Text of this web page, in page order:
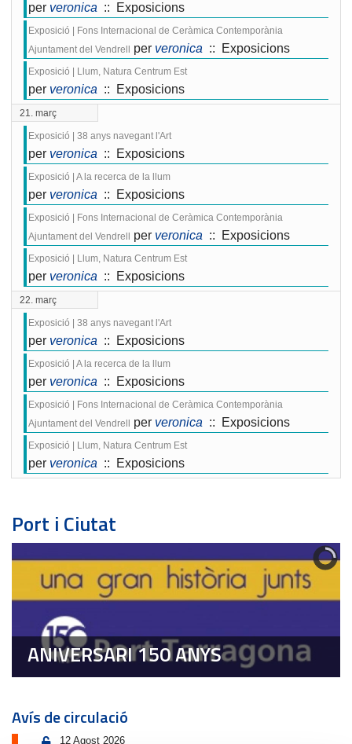
per veronica :: Exposicions
Exposició | Fons Internacional de Ceràmica Contemporània
Ajuntament del Vendrell
per veronica :: Exposicions
Exposició | Llum, Natura Centrum Est
per veronica :: Exposicions
21. març
Exposició | 38 anys navegant l'Art
per veronica :: Exposicions
Exposició | A la recerca de la llum
per veronica :: Exposicions
Exposició | Fons Internacional de Ceràmica Contemporània
Ajuntament del Vendrell
per veronica :: Exposicions
Exposició | Llum, Natura Centrum Est
per veronica :: Exposicions
22. març
Exposició | 38 anys navegant l'Art
per veronica :: Exposicions
Exposició | A la recerca de la llum
per veronica :: Exposicions
Exposició | Fons Internacional de Ceràmica Contemporània
Ajuntament del Vendrell
per veronica :: Exposicions
Exposició | Llum, Natura Centrum Est
per veronica :: Exposicions
Port i Ciutat
ANIVERSARI 150 ANYS
Avís de circulació
12 Agost 2026